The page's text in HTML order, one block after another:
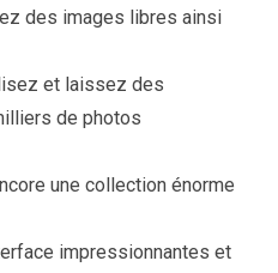
des images libres ainsi
et laissez des
de photos
une collection énorme
impressionnantes et